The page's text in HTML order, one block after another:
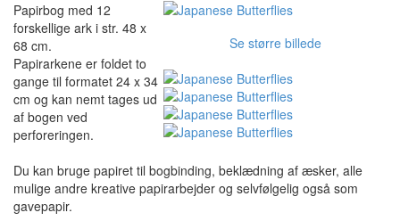
Se større billede
Papirbog med 12
forskellige ark i str. 48 x
68 cm.
Papirarkene er foldet to
gange til formatet 24 x 34
cm og kan nemt tages ud
af bogen ved
perforeringen.
Du kan bruge papiret til bogbinding, beklædning af æsker, alle
mulige andre kreative papirarbejder og selvfølgelig også som
gavepapir.